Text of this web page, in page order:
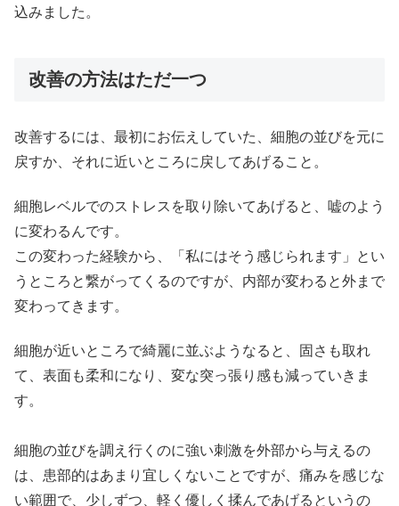
込みました。
改善の方法はただ一つ
改善するには、最初にお伝えしていた、細胞の並びを元に
戻すか、それに近いところに戻してあげること。
細胞レベルでのストレスを取り除いてあげると、嘘のよう
に変わるんです。
この変わった経験から、「私にはそう感じられます」とい
うところと繋がってくるのですが、内部が変わると外まで
変わってきます。
細胞が近いところで綺麗に並ぶようなると、固さも取れ
て、表面も柔和になり、変な突っ張り感も減っていきま
す。
細胞の並びを調え行くのに強い刺激を外部から与えるの
は、患部的はあまり宜しくないことですが、痛みを感じな
い範囲で、少しずつ、軽く優しく揉んであげるというの